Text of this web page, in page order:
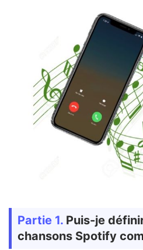
Partie 1. Puis-je
chansons Spotify